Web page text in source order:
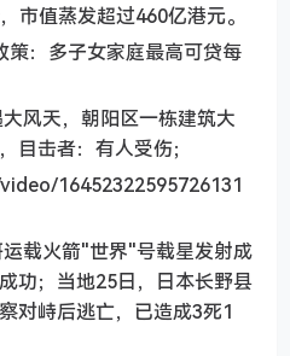
市值蒸发超过460亿港元。
策：多子女家庭最高可贷每
风天，朝阳区一栋建筑大
目击者：有人受伤；
16452322595726131
载火箭"世界"号载星发射成
功；当地25日，日本长野县
对峙后逃亡，已造成3死1